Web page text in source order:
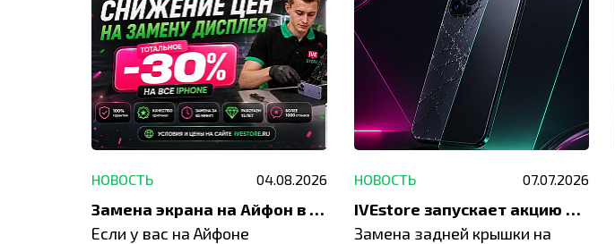
НОВОСТЬ 04.08.2026
Замена экрана на Айфон в Москве и Балашихе
Если у вас на Айфоне
НОВОСТЬ 07.07.2026
IVEstore запускает акцию на замену заднего стекла
Замена задней крышки на